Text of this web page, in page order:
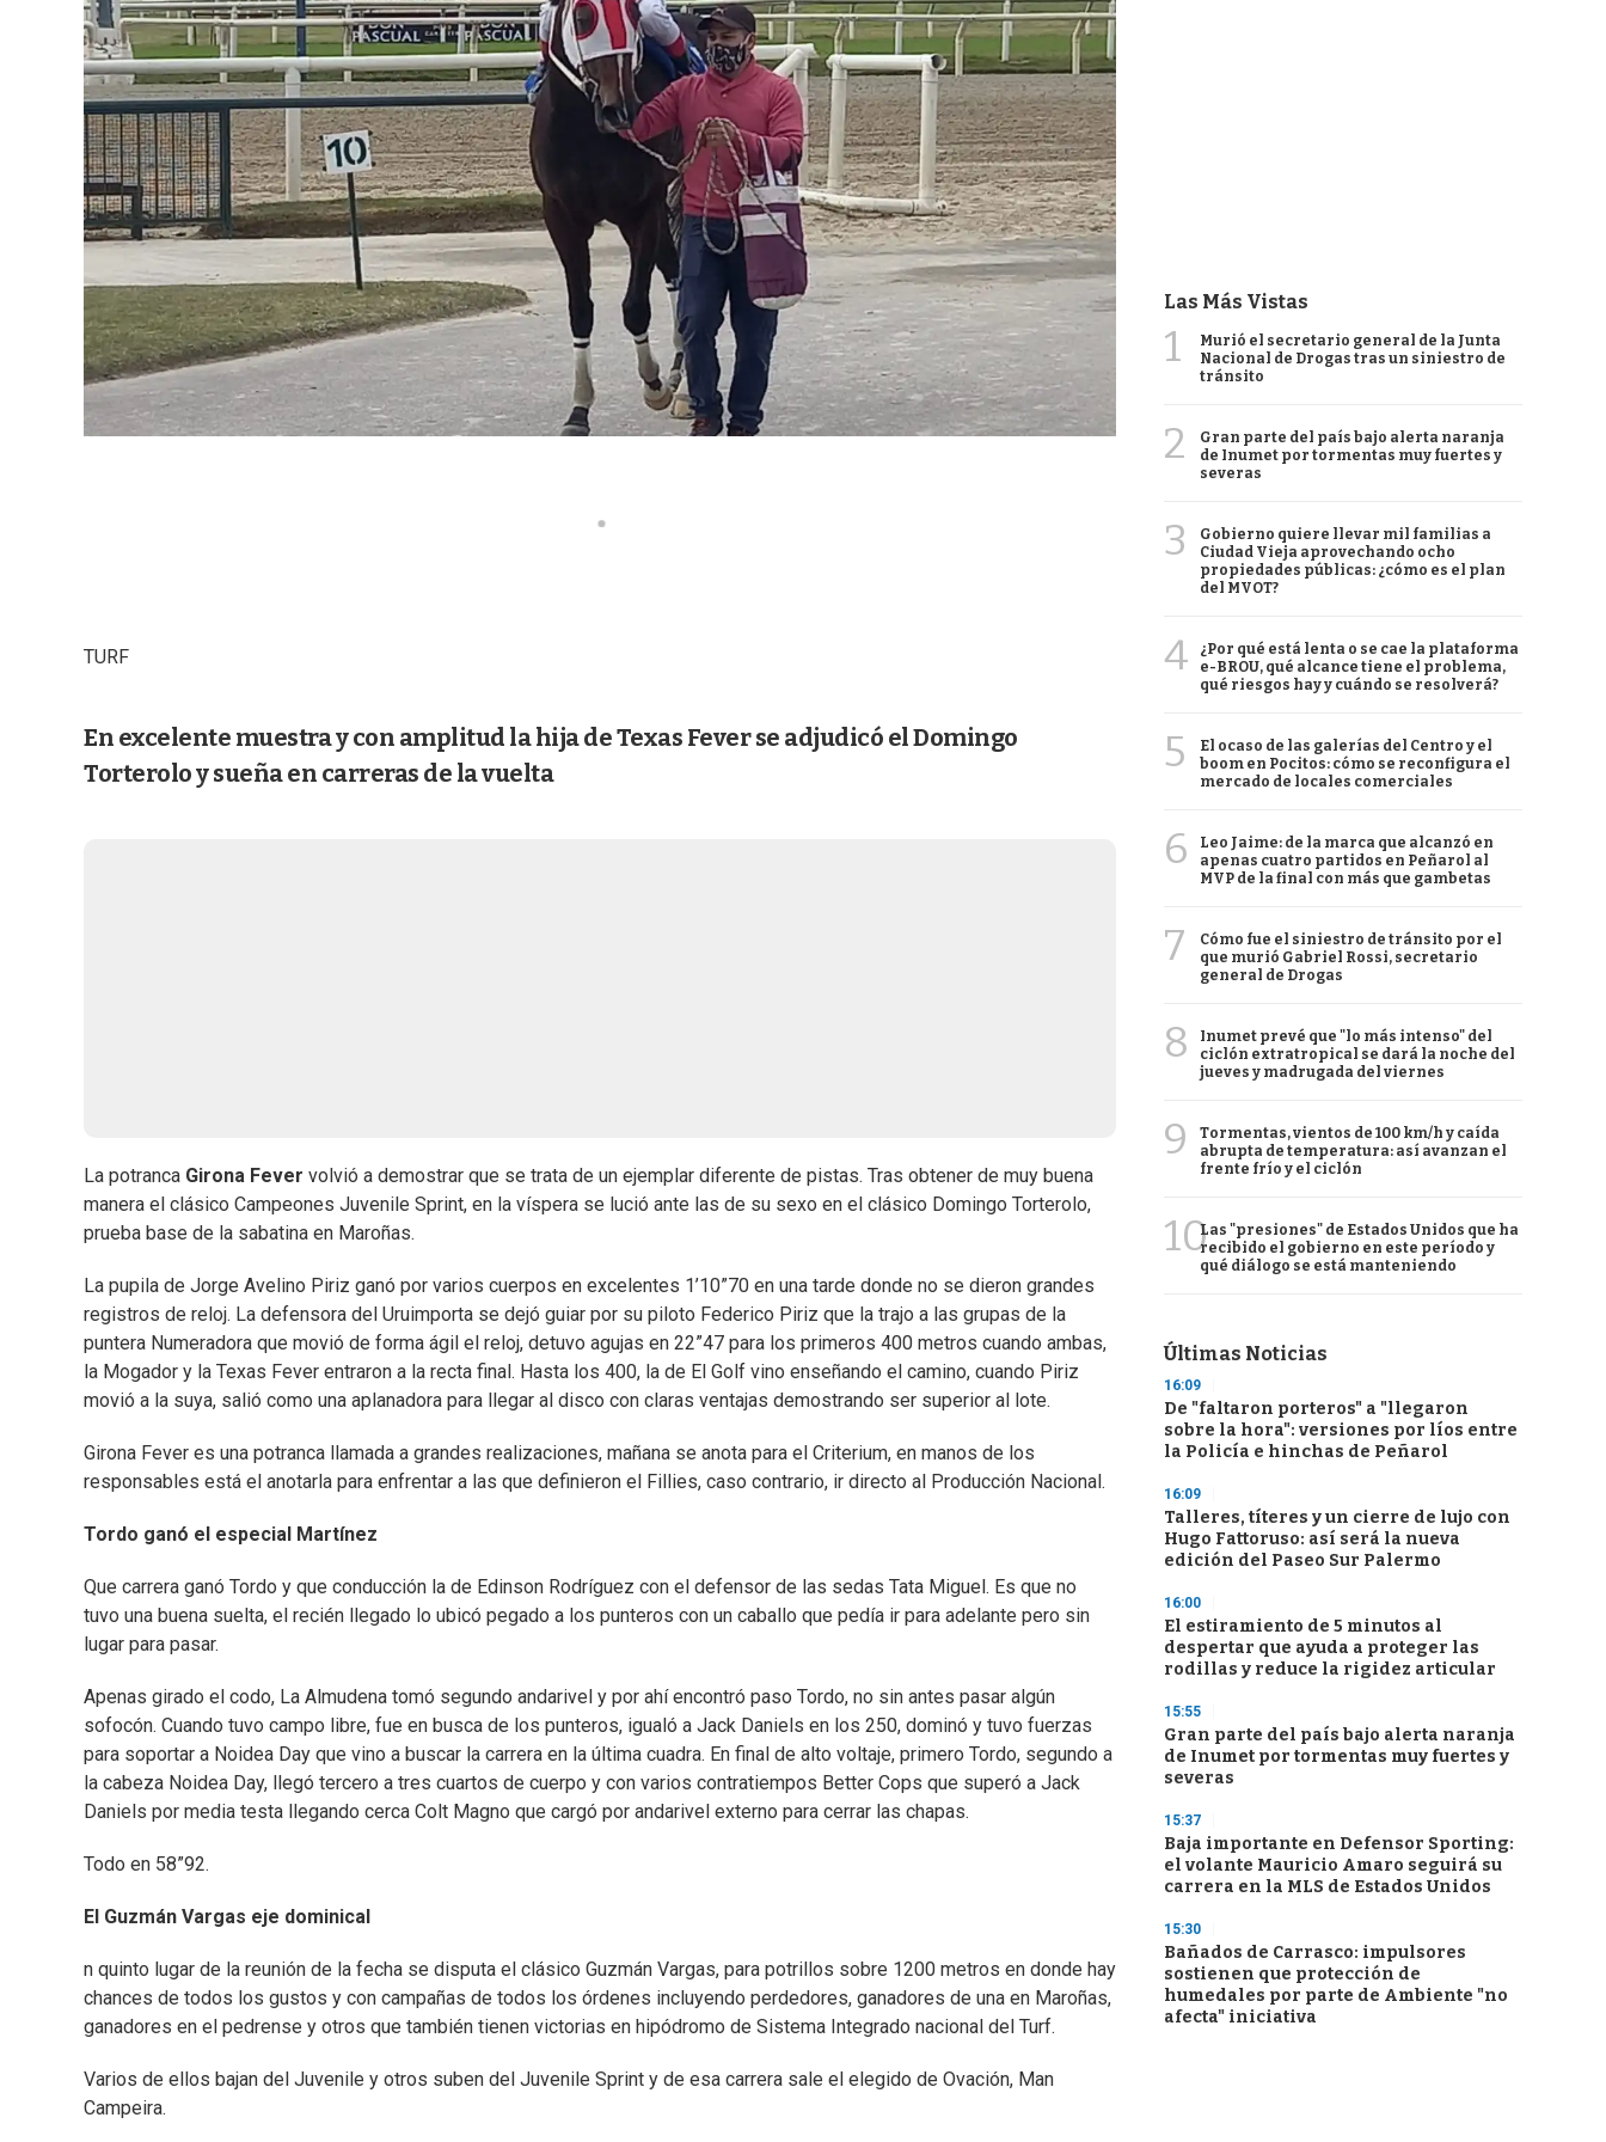
TURF
En excelente muestra y con amplitud la hija de Texas Fever se adjudicó el Domingo
Torterolo y sueña en carreras de la vuelta
La potranca Girona Fever volvió a demostrar que se trata de un ejemplar diferente de pistas. Tras obtener de muy buena
manera el clásico Campeones Juvenile Sprint, en la víspera se lució ante las de su sexo en el clásico Domingo Torterolo,
prueba base de la sabatina en Maroñas.
La pupila de Jorge Avelino Piriz ganó por varios cuerpos en excelentes 1’10”70 en una tarde donde no se dieron grandes
registros de reloj. La defensora del Uruimporta se dejó guiar por su piloto Federico Piriz que la trajo a las grupas de la
puntera Numeradora que movió de forma ágil el reloj, detuvo agujas en 22”47 para los primeros 400 metros cuando ambas,
la Mogador y la Texas Fever entraron a la recta final. Hasta los 400, la de El Golf vino enseñando el camino, cuando Piriz
movió a la suya, salió como una aplanadora para llegar al disco con claras ventajas demostrando ser superior al lote.
Girona Fever es una potranca llamada a grandes realizaciones, mañana se anota para el Criterium, en manos de los
responsables está el anotarla para enfrentar a las que definieron el Fillies, caso contrario, ir directo al Producción Nacional.
Tordo ganó el especial Martínez
Que carrera ganó Tordo y que conducción la de Edinson Rodríguez con el defensor de las sedas Tata Miguel. Es que no
tuvo una buena suelta, el recién llegado lo ubicó pegado a los punteros con un caballo que pedía ir para adelante pero sin
lugar para pasar.
Apenas girado el codo, La Almudena tomó segundo andarivel y por ahí encontró paso Tordo, no sin antes pasar algún
sofocón. Cuando tuvo campo libre, fue en busca de los punteros, igualó a Jack Daniels en los 250, dominó y tuvo fuerzas
para soportar a Noidea Day que vino a buscar la carrera en la última cuadra. En final de alto voltaje, primero Tordo, segundo a
la cabeza Noidea Day, llegó tercero a tres cuartos de cuerpo y con varios contratiempos Better Cops que superó a Jack
Daniels por media testa llegando cerca Colt Magno que cargó por andarivel externo para cerrar las chapas.
Todo en 58”92.
El Guzmán Vargas eje dominical
n quinto lugar de la reunión de la fecha se disputa el clásico Guzmán Vargas, para potrillos sobre 1200 metros en donde hay
chances de todos los gustos y con campañas de todos los órdenes incluyendo perdedores, ganadores de una en Maroñas,
ganadores en el pedrense y otros que también tienen victorias en hipódromo de Sistema Integrado nacional del Turf.
Varios de ellos bajan del Juvenile y otros suben del Juvenile Sprint y de esa carrera sale el elegido de Ovación, Man
Campeira.
Las Más Vistas
1
Murió el secretario general de la Junta
Nacional de Drogas tras un siniestro de
tránsito
2
Gran parte del país bajo alerta naranja
de Inumet por tormentas muy fuertes y
severas
3
Gobierno quiere llevar mil familias a
Ciudad Vieja aprovechando ocho
propiedades públicas: ¿cómo es el plan
del MVOT?
4
¿Por qué está lenta o se cae la plataforma
e-BROU, qué alcance tiene el problema,
qué riesgos hay y cuándo se resolverá?
5
El ocaso de las galerías del Centro y el
boom en Pocitos: cómo se reconfigura el
mercado de locales comerciales
6
Leo Jaime: de la marca que alcanzó en
apenas cuatro partidos en Peñarol al
MVP de la final con más que gambetas
7
Cómo fue el siniestro de tránsito por el
que murió Gabriel Rossi, secretario
general de Drogas
8
Inumet prevé que "lo más intenso" del
ciclón extratropical se dará la noche del
jueves y madrugada del viernes
9
Tormentas, vientos de 100 km/h y caída
abrupta de temperatura: así avanzan el
frente frío y el ciclón
10Las "presiones" de Estados Unidos que ha
recibido el gobierno en este período y
qué diálogo se está manteniendo
Últimas Noticias
16:09
De "faltaron porteros" a "llegaron
sobre la hora": versiones por líos entre
la Policía e hinchas de Peñarol
16:09
Talleres, títeres y un cierre de lujo con
Hugo Fattoruso: así será la nueva
edición del Paseo Sur Palermo
16:00
El estiramiento de 5 minutos al
despertar que ayuda a proteger las
rodillas y reduce la rigidez articular
15:55
Gran parte del país bajo alerta naranja
de Inumet por tormentas muy fuertes y
severas
15:37
Baja importante en Defensor Sporting:
el volante Mauricio Amaro seguirá su
carrera en la MLS de Estados Unidos
15:30
Bañados de Carrasco: impulsores
sostienen que protección de
humedales por parte de Ambiente "no
afecta" iniciativa